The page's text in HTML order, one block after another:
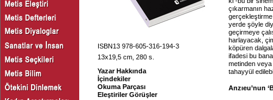
ISBN13 978-605-316-194-3
13x19,5 cm, 280 s.
Yazar Hakkında
İçindekiler
Okuma Parçası
Eleştiriler Görüşler
çıkarmanın
yerde şöyle
geçirmeye
harlayacak,
köpüren
ifadesi bu
metinden
tahayyül
Anzıeu’nun